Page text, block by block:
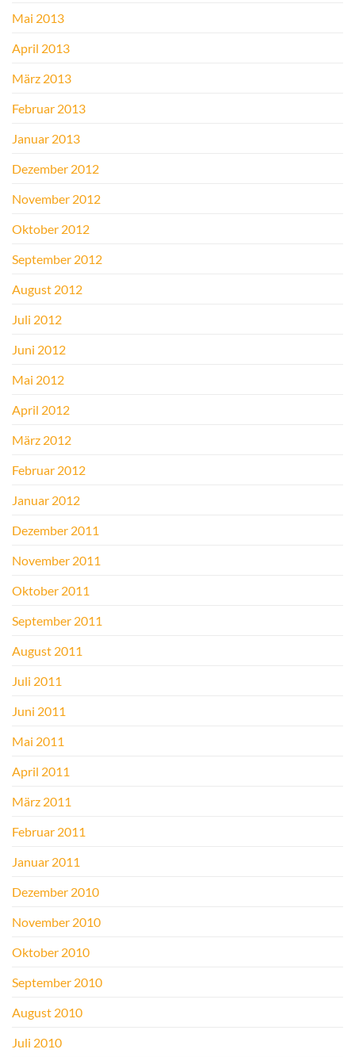
Mai 2013
April 2013
März 2013
Februar 2013
Januar 2013
Dezember 2012
November 2012
Oktober 2012
September 2012
August 2012
Juli 2012
Juni 2012
Mai 2012
April 2012
März 2012
Februar 2012
Januar 2012
Dezember 2011
November 2011
Oktober 2011
September 2011
August 2011
Juli 2011
Juni 2011
Mai 2011
April 2011
März 2011
Februar 2011
Januar 2011
Dezember 2010
November 2010
Oktober 2010
September 2010
August 2010
Juli 2010